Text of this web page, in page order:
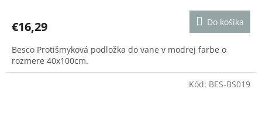
je
z
5
hviezdičiek.
€16,29 Do košíka
Besco Protišmyková podložka do vane v modrej farbe o
rozmere 40x100cm.
Kód: BES-BS019